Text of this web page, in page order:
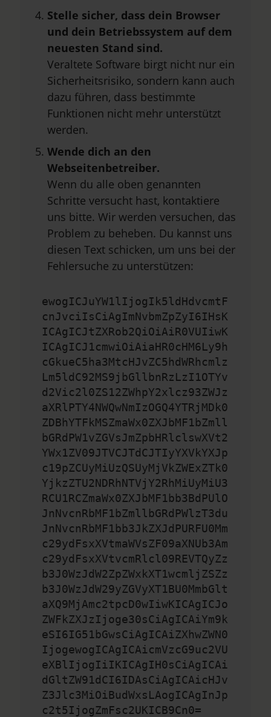
Stelle sicher, dass dein Browser
und dein Betriebssystem auf dem
neuesten Stand sind.
Veraltete Software birgt nicht nur ein
Sicherheitsrisiko, sondern kann auch
dazu führen, dass bestimmte
Funktionen nicht mehr unterstützt
werden.
Wende dich an den
Webseitenbetreiber.
Wenn du alle oben genannten
Schritte versucht hast, kontaktiere
uns bitte. Wir werden versuchen, das
Problem zu beheben. Du kannst uns
diesen Text schicken, um uns bei der
Fehlersuche zu unterstützen:
ewogICJuYW1lIjogIk5ldHdvcmtF
cnJvciIsCiAgImNvbmZpZyI6IHsK
ICAgICJtZXRob2QiOiAiR0VUIiwK
ICAgICJ1cmwiOiAiaHR0cHM6Ly9h
cGkueC5ha3MtcHJvZC5hdWRhcmlz
Lm5ldC92MS9jbGllbnRzLzI1OTYv
d2Vic2l0ZS12ZWhpY2xlcz93ZWJz
aXRlPTY4NWQwNmIzOGQ4YTRjMDk0
ZDBhYTFkMSZmaWx0ZXJbMF1bZmll
bGRdPW1vZGVsJmZpbHRlclswXVt2
YWx1ZV09JTVCJTdCJTIyYXVkYXJp
c19pZCUyMiUzQSUyMjVkZWExZTk0
YjkzZTU2NDRhNTVjY2RhMiUyMiU3
RCU1RCZmaWx0ZXJbMF1bb3BdPUlO
JnNvcnRbMF1bZmllbGRdPWlzT3du
JnNvcnRbMF1bb3JkZXJdPURFU0Mm
c29ydFsxXVtmaWVsZF09aXNUb3Am
c29ydFsxXVtvcmRlcl09REVTQyZz
b3J0WzJdW2ZpZWxkXT1wcmljZSZz
b3J0WzJdW29yZGVyXT1BU0MmbGlt
aXQ9MjAmc2tpcD0wIiwKICAgICJo
ZWFkZXJzIjoge30sCiAgICAiYm9k
eSI6IG51bGwsCiAgICAiZXhwZWN0
IjogewogICAgICAicmVzcG9uc2VU
eXBlIjogIiIKICAgIH0sCiAgICAi
dGltZW91dCI6IDAsCiAgICAicHJv
Z3Jlc3MiOiBudWxsLAogICAgInJp
c2t5IjogZmFsc2UKICB9Cn0=